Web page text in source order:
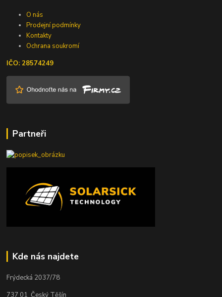
O nás
Prodejní podmínky
Kontakty
Ochrana soukromí
IČO: 28574249
Partneři
Kde nás najdete
Frýdecká 2037/78
737 01 Český Těšín